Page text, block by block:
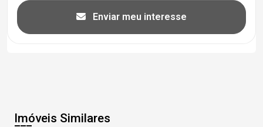
Enviar meu interesse
Imóveis Similares